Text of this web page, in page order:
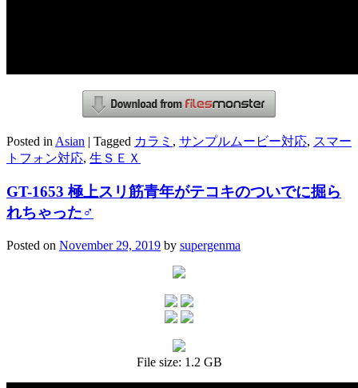
Posted in Asian | Tagged カラミ , サンプルムービー対応, スマー
トフォン対応, 生ＳＥＸ
GT-1653 極上スリ筋青年がテコキのついでに掘ら
れちゃった♂
Posted on November 29, 2019 by supergenma
File size: 1.2 GB